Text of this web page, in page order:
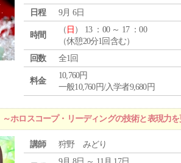
日程 9月 6日
時間
（ 日 ） 13 ：00 ～ 17 ：00
（休憩20分1回含む）
回数
全1回
料金
10,760円
一般10,760円/入学者9,680円
ホロスコープ・リーディングの技術と表現力
講師 狩野 みどり